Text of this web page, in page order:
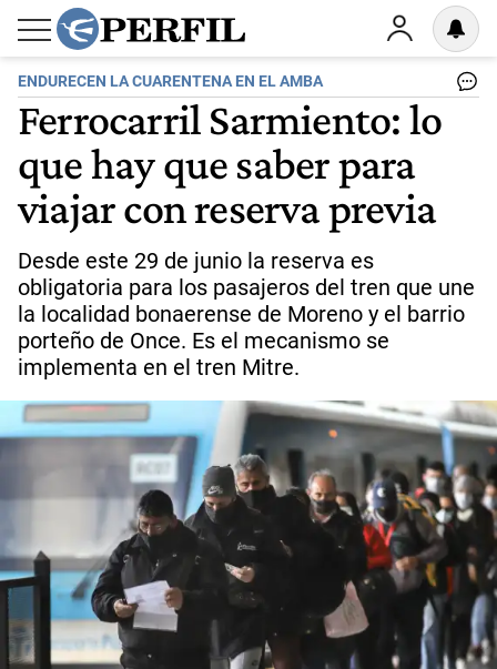
ENDURECEN LA CUARENTENA EN EL AMBA
Ferrocarril Sarmiento: lo
que hay que saber para
viajar con reserva previa
Desde este 29 de junio la reserva es
obligatoria para los pasajeros del tren que une
la localidad bonaerense de Moreno y el barrio
porteño de Once. Es el mecanismo se
implementa en el tren Mitre.